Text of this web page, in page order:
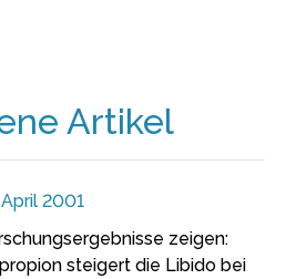
Artikel
2001
zeigen:
steigert die Libido bei